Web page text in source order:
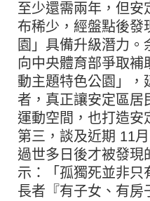
至少還需兩年，但安
布稀少，經盤點後發
園」具備升級潛力。
向中央體育部爭取補
動主題特色公園」，
者，真正讓安定區居
運動空間，也打造安
第三，談及近期 11
過世多日後才被發現
示：「孤獨死並非只
長者『有子女、有房